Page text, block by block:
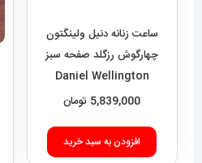
ساعت زنانه دنیل ولینگتون
چهارگوش رزگلد صفحه سبز
Daniel Wellington
Quadro 421
5,839,000 تومان
افزودن به سبد خرید